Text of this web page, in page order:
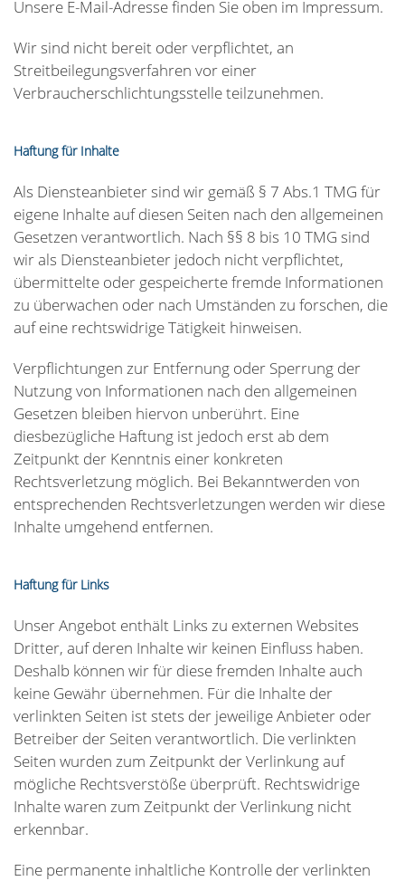
Unsere E-Mail-Adresse finden Sie oben im Impressum.
Wir sind nicht bereit oder verpflichtet, an
Streitbeilegungsverfahren vor einer
Verbraucherschlichtungsstelle teilzunehmen.
Haftung für Inhalte
Als Diensteanbieter sind wir gemäß § 7 Abs.1 TMG für
eigene Inhalte auf diesen Seiten nach den allgemeinen
Gesetzen verantwortlich. Nach §§ 8 bis 10 TMG sind
wir als Diensteanbieter jedoch nicht verpflichtet,
übermittelte oder gespeicherte fremde Informationen
zu überwachen oder nach Umständen zu forschen, die
auf eine rechtswidrige Tätigkeit hinweisen.
Verpflichtungen zur Entfernung oder Sperrung der
Nutzung von Informationen nach den allgemeinen
Gesetzen bleiben hiervon unberührt. Eine
diesbezügliche Haftung ist jedoch erst ab dem
Zeitpunkt der Kenntnis einer konkreten
Rechtsverletzung möglich. Bei Bekanntwerden von
entsprechenden Rechtsverletzungen werden wir diese
Inhalte umgehend entfernen.
Haftung für Links
Unser Angebot enthält Links zu externen Websites
Dritter, auf deren Inhalte wir keinen Einfluss haben.
Deshalb können wir für diese fremden Inhalte auch
keine Gewähr übernehmen. Für die Inhalte der
verlinkten Seiten ist stets der jeweilige Anbieter oder
Betreiber der Seiten verantwortlich. Die verlinkten
Seiten wurden zum Zeitpunkt der Verlinkung auf
mögliche Rechtsverstöße überprüft. Rechtswidrige
Inhalte waren zum Zeitpunkt der Verlinkung nicht
erkennbar.
Eine permanente inhaltliche Kontrolle der verlinkten